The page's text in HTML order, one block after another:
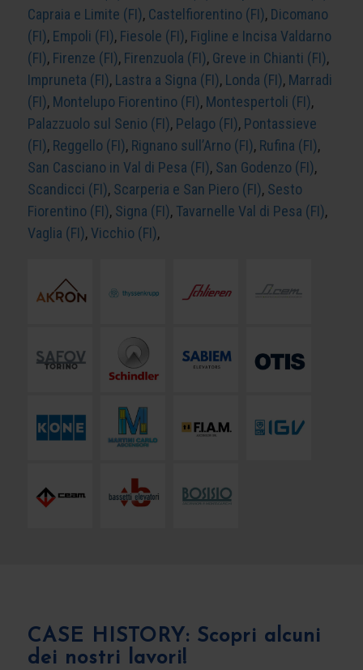
Capraia e Limite (FI), Castelfiorentino (FI), Dicomano
(FI), Empoli (FI), Fiesole (FI), Figline e Incisa Valdarno
(FI), Firenze (FI), Firenzuola (FI), Greve in Chianti (FI),
Impruneta (FI), Lastra a Signa (FI), Londa (FI), Marradi
(FI), Montelupo Fiorentino (FI), Montespertoli (FI),
Palazzuolo sul Senio (FI), Pelago (FI), Pontassieve
(FI), Reggello (FI), Rignano sull’Arno (FI), Rufina (FI),
San Casciano in Val di Pesa (FI), San Godenzo (FI),
Scandicci (FI), Scarperia e San Piero (FI), Sesto
Fiorentino (FI), Signa (FI), Tavarnelle Val di Pesa (FI),
Vaglia (FI), Vicchio (FI),
CASE HISTORY: Scopri alcuni
dei nostri lavori!